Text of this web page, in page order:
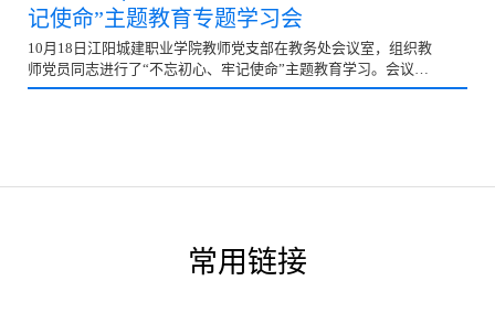
记使命”主题教育专题学习会
10月18日江阳城建职业学院教师党支部在教务处会议室，组织教
师党员同志进行了“不忘初心、牢记使命”主题教育学习。会议由
教师党支部组织委员黎春钰主持，教师党支部书记杨...
常用链接